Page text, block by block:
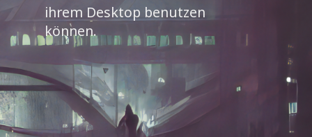
ihrem Desktop benutzen
können.